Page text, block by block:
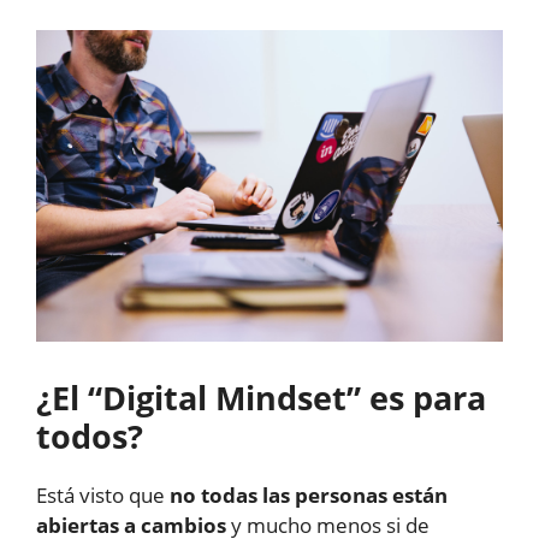
¿El “Digital Mindset” es para
todos?
Está visto que no todas las personasestán
abiertas a cambiosy mucho menos si de